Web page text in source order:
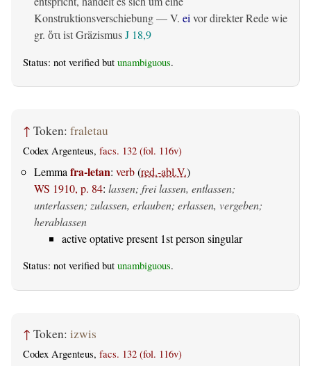
Konstruktionsverschiebung — V. ei vor direkter Rede wie
gr. ὅτι ist GräzismusJ 18,9
Status: not verified but unambiguous.
↑ Token: fraletau
Codex Argenteus, facs. 132 (fol. 116v)
Lemmafra-letan: verb(red.-abl.V.)
WS 1910, p. 84: lassen; frei lassen, entlassen;
unterlassen; zulassen, erlauben; erlassen, vergeben;
herablassen
active optative present 1st person singular
Status: not verified but unambiguous.
↑ Token: izwis
Codex Argenteus, facs. 132 (fol. 116v)